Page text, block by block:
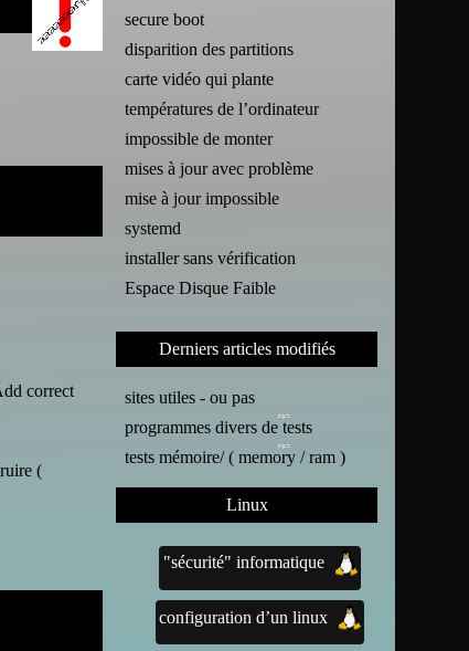
correct
(
secure boot
disparition des partitions
carte vidéo qui plante
températures de l’ordinateur
impossible de monter
mises à jour avec problème
mise à jour impossible
systemd
installer sans vérification
Espace Disque Faible
Derniers articles modifiés
sites utiles - ou pas
programmes divers de tests
tests mémoire/ ( memory / ram )
Linux
"sécurité" informatique
configuration d’un linux